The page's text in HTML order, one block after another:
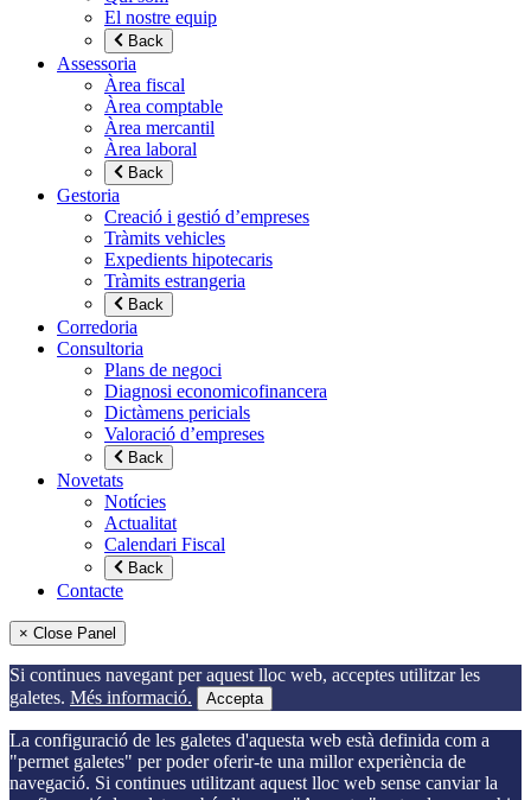
El nostre equip
Back
Assessoria
Àrea fiscal
Àrea comptable
Àrea mercantil
Àrea laboral
Back
Gestoria
Creació i gestió d’empreses
Tràmits vehicles
Expedients hipotecaris
Tràmits estrangeria
Back
Corredoria
Consultoria
Plans de negoci
Diagnosi economicofinancera
Dictàmens pericials
Valoració d’empreses
Back
Novetats
Notícies
Actualitat
Calendari Fiscal
Back
Contacte
× Close Panel
Si continues navegant per aquest lloc web, acceptes utilitzar les
galetes. Més informació. Accepta
La configuració de les galetes d'aquesta web està definida com a
"permet galetes" per poder oferir-te una millor experiència de
navegació. Si continues utilitzant aquest lloc web sense canviar la